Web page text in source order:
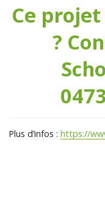
Ce
?
Plus d’infos :https://